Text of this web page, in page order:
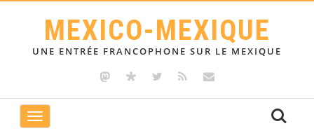
MEXICO-MEXIQUE
UNE ENTRÉE FRANCOPHONE SUR LE MEXIQUE
Toggle
navigation